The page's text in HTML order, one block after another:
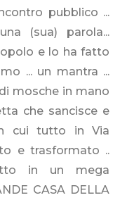
pubblico ...
(sua) parola...
e lo ha fatto
... un mantra ...
mosche in mano
che sancisce e
cui tutto in Via
e trasformato ..
in un mega
CASA DELLA